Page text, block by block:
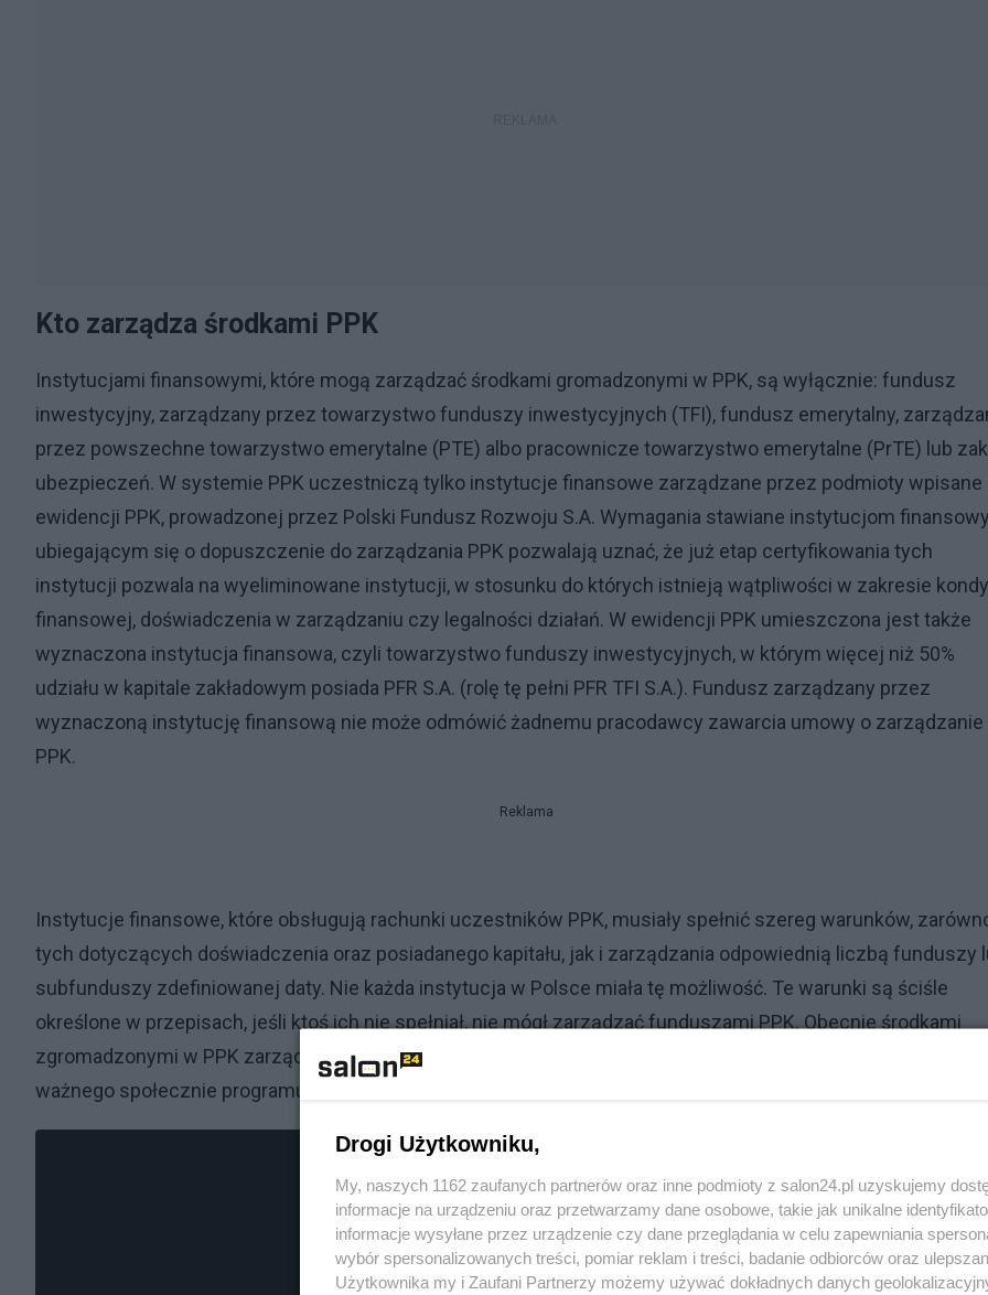
Kto zarządza środkami PPK
Instytucjami finansowymi, które mogą zarządzać środkami gromadzonymi w PPK, są wyłącznie: fundusz
inwestycyjny, zarządzany przez towarzystwo funduszy inwestycyjnych (TFI), fundusz emerytalny,
przez powszechne towarzystwo emerytalne (PTE) albo pracownicze towarzystwo emerytalne (PrTE) lub
ubezpieczeń. W systemie PPK uczestniczą tylko instytucje finansowe zarządzane przez podmioty wpisane
ewidencji PPK, prowadzonej przez Polski Fundusz Rozwoju S.A. Wymagania stawiane instytucjom
ubiegającym się o dopuszczenie do zarządzania PPK pozwalają uznać, że już etap certyfikowania tych
instytucji pozwala na wyeliminowane instytucji, w stosunku do których istnieją wątpliwości w zakresie
finansowej, doświadczenia w zarządzaniu czy legalności działań. W ewidencji PPK umieszczona jest także
wyznaczona instytucja finansowa, czyli towarzystwo funduszy inwestycyjnych, w którym więcej niż 50%
udziału w kapitale zakładowym posiada PFR S.A. (rolę tę pełni PFR TFI S.A.). Fundusz zarządzany przez
wyznaczoną instytucję finansową nie może odmówić żadnemu pracodawcy zawarcia umowy o zarządzanie
PPK.
Reklama
Instytucje finansowe, które obsługują rachunki uczestników PPK, musiały spełnić szereg warunków,
tych dotyczących doświadczenia oraz posiadanego kapitału, jak i zarządzania odpowiednią liczbą funduszy
subfunduszy zdefiniowanej daty. Nie każda instytucja w Polsce miała tę możliwość. Te warunki są ściśle
określone w przepisach, jeśli ktoś ich nie spełniał, nie mógł zarządzać funduszami PPK. Obecnie środkami
zgromadzonymi w PPK zarządza 17 instytucji, które cechuje odpowiedzialność i świadomość prowadzenia
ważnego społecznie programu – wyjaśnia Robert Zapotoczny, prezes PFR Portal PPK.
Drogi Użytkowniku,
My, naszych 1162 zaufanych partnerów oraz inne podmioty z salon24.pl uzyskujemy
informacje na urządzeniu oraz przetwarzamy dane osobowe, takie jak unikalne
informacje wysyłane przez urządzenie czy dane przeglądania w celu zapewniania
wybór spersonalizowanych treści, pomiar reklam i treści, badanie odbiorców oraz
Użytkownika my i Zaufani Partnerzy możemy używać dokładnych danych